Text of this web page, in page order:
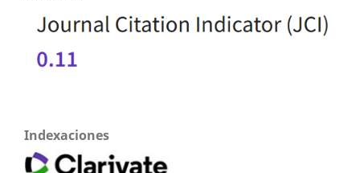
Indexaciones